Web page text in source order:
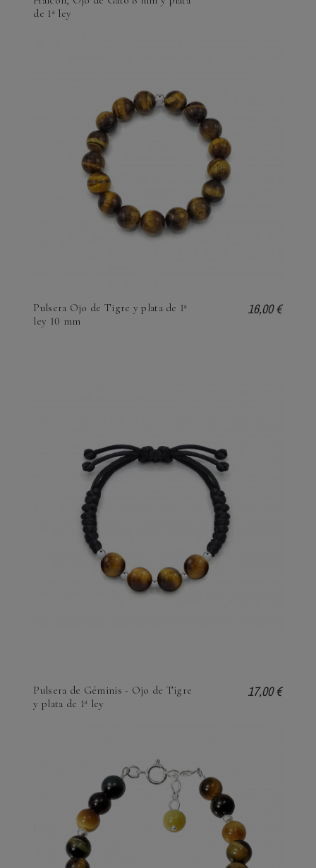
de 1ª ley
Pulsera Ojo de Tigre y plata de 1ª
ley 10 mm
16,00 €
Pulsera de Géminis - Ojo de Tigre
y plata de 1ª ley
17,00 €